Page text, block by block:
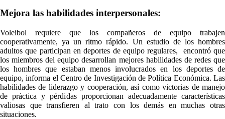
Mejora las habilidades interpersonales:
Voleibol requiere que los compañeros de equipo trabajen
cooperativamente, ya un ritmo rápido. Un estudio de los hombres
adultos que participan en deportes de equipo regulares, encontró que
los miembros del equipo desarrollan mejores habilidades de redes que
los hombres que estaban menos involucrados en los deportes de
equipo, informa el Centro de Investigación de Política Económica. Las
habilidades de liderazgo y cooperación, así como victorias de manejo
de práctica y pérdidas proporcionan adecuadamente características
valiosas que transfieren al trato con los demás en muchas otras
situaciones.